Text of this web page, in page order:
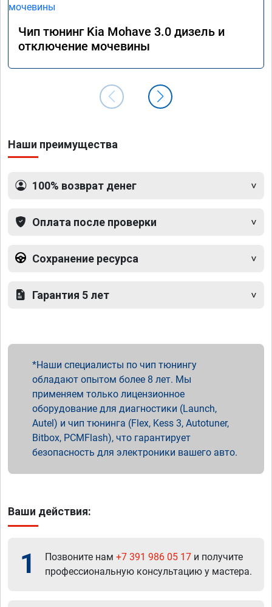
Чип тюнинг Kia Mohave 3.0 дизель и
отключение мочевины
Наши преимущества
100% возврат денег
Оплата после проверки
Сохранение ресурса
Гарантия 5 лет
Наши специалисты по чип тюнингу
обладают опытом более 8 лет. Мы
применяем только лицензионное
оборудование для диагностики (Launch,
Autel) и чип тюнинга (Flex, Kess 3, Autotuner,
Bitbox, PCMFlash), что гарантирует
безопасность для электроники вашего авто.
Ваши действия:
1 Позвоните нам +7 391 986 05 17 и получите
профессиональную консультацию у мастера.